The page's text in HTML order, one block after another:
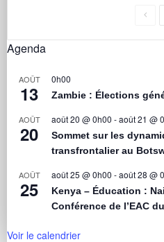
Agenda
AOÛT
13
0h00
Zambie : Élections
AOÛT
20
août 20 @ 0h00 -août 21 @
Sommet sur les
transfrontalier au
AOÛT
25
août 25 @ 0h00 -août 28 @
Kenya – Éducation :
Conférence de l’EAC
Voir le calendrier